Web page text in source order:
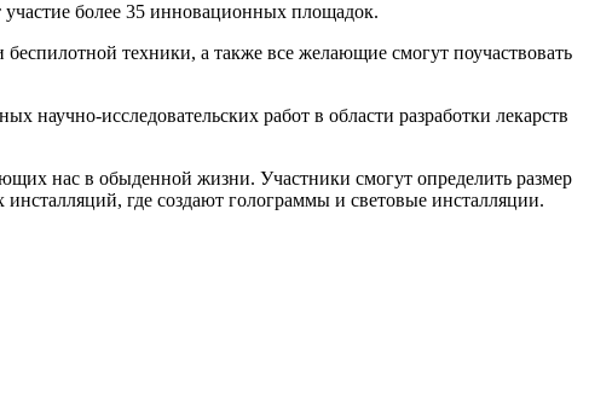
более 35 инновационных площадок.
техники, а также все желающие смогут поучаствовать
научно-исследовательских работ в области разработки лекарств
нас в обыденной жизни. Участники смогут определить размер
где создают голограммы и световые инсталляции.